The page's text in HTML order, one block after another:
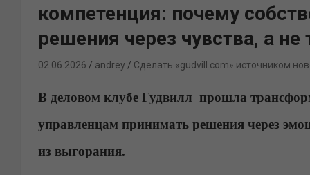
компетенция: почему
решения через чувства, а не
02.06.2026 andrey Сделать «gudvill.com» источником
В деловом клубе Гудвилл прошла
управленцам принимать решения через
из выгорания.